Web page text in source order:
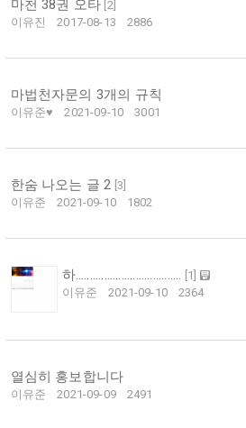
마천 38권 오타 2]
이유진
2017-08-13 2886
마법천자문의 3개의 규칙
이유준♥ 2021-09-10 3001
한숨 나오는 글 2 3
이유준
2021-09-10 1802
하..................................... 1
이유준
2021-09-10 2364
열심히 홍보합니다
이유준 2021-09-09 2491